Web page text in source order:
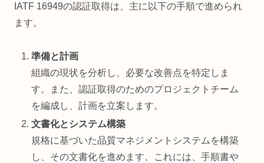
IATF 16949の認証取得は、主に以下の手順で進められ
ます。
準備と計画
組織の現状を分析し、必要な改善点を特定しま
す。また、認証取得のためのプロジェクトチーム
を編成し、計画を立案します。
文書化とシステム構築
規格に基づいた品質マネジメントシステムを構築
し、その文書化を進めます。これには、手順書や